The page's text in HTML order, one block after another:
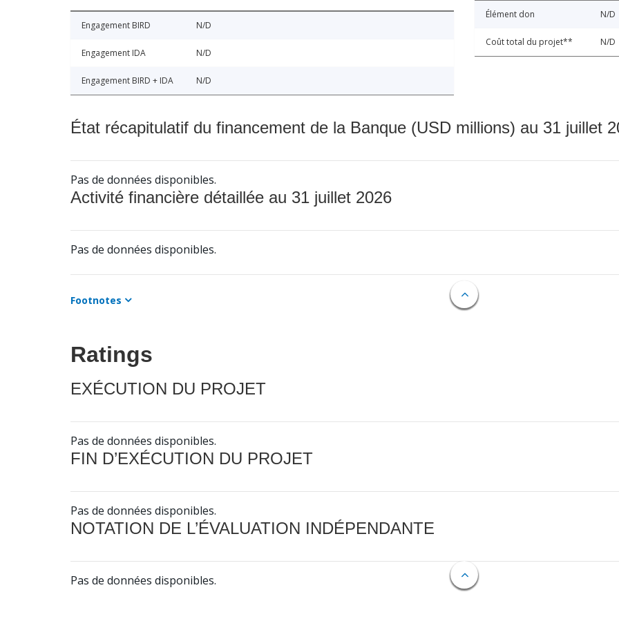
Engagement BIRD N/D
Engagement IDA N/D
Engagement BIRD + IDA N/D
Élément don N/D
Coût total du projet** N/D
État récapitulatif du financement de la Banque (USD millions) au 31 juillet
Pas de données disponibles.
Activité financière détaillée au 31 juillet 2026
Pas de données disponibles.
Footnotes
Ratings
EXÉCUTION DU PROJET
Pas de données disponibles.
FIN D’EXÉCUTION DU PROJET
Pas de données disponibles.
NOTATION DE L’ÉVALUATION INDÉPENDANTE
Pas de données disponibles.